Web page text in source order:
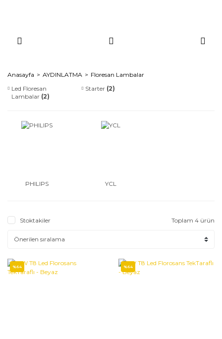
Anasayfa AYDINLATMA
Floresan Lambalar
Led Floresan
Lambalar (2)
Starter (2)
PHILIPS YCL
Stoktakiler Toplam 4 ürün
%64 %64